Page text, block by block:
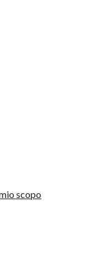
scopo